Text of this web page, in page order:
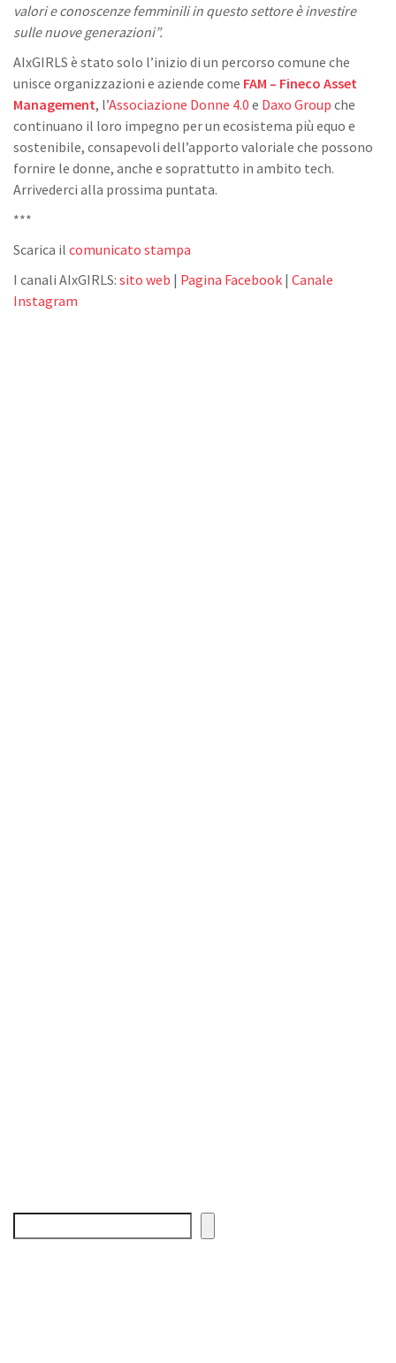
valori e conoscenze femminili in questo settore è investire
sulle nuove generazioni”.
AIxGIRLS è stato solo l’inizio di un percorso comune che
unisce organizzazioni e aziende come FAM – Fineco Asset
Management, l’Associazione Donne 4.0 e Daxo Group che
continuano il loro impegno per un ecosistema più equo e
sostenibile, consapevoli dell’apporto valoriale che possono
fornire le donne, anche e soprattutto in ambito tech.
Arrivederci alla prossima puntata.
***
Scarica il comunicato stampa
I canali AIxGIRLS: sito web | Pagina Facebook | Canale
Instagram